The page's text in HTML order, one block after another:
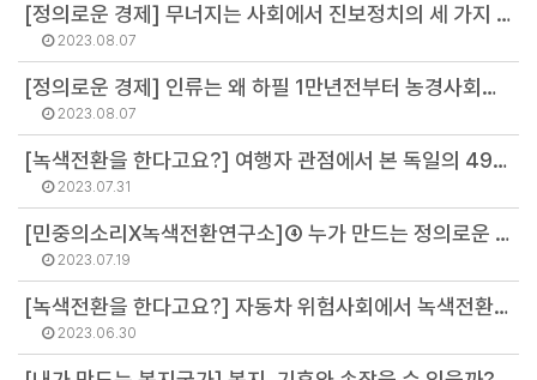
[정의로운 경제] 무너지는 사회에서 진보정치의 세 가지 전망에 대하여 (김병권 연구위원)
2023.08.07
[정의로운 경제] 인류는 왜 하필 1만년전부터 농경사회로의 전환을 시작했을까? (김병권 연구위원)
2023.08.07
[녹색전환을 한다고요?] 여행자 관점에서 본 독일의 49유로 티켓 사용기 (김혜미 연구원)
2023.07.31
[민중의소리X녹색전환연구소]④ 누가 만드는 정의로운 전환인가? (박진미 이사)
2023.07.19
[녹색전환을 한다고요?] 자동차 위험사회에서 녹색전환이라는 등불 (장윤석 연구원)
2023.06.30